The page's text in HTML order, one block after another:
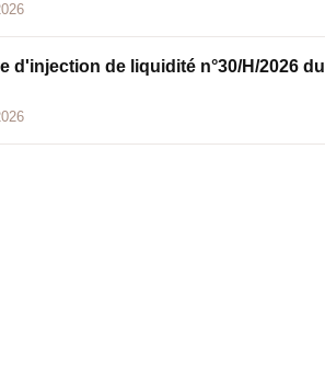
d'injection de liquidité n°30/H/2026 du